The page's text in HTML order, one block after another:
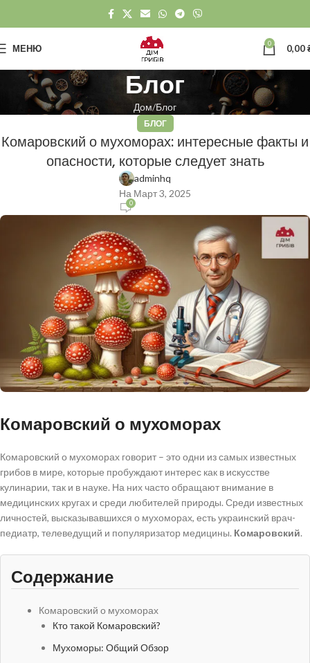
МЕНЮ 0 0,00
Блог
Дом Блог
БЛОГ
Комаровский о мухоморах: интересные факты и
опасности, которые следует знать
adminhq
На Март 3, 2025
0
Комаровский о мухоморах
Комаровский о мухоморах говорит – это одни из самых известных
грибов в мире, которые пробуждают интерес как в искусстве
кулинарии, так и в науке. На них часто обращают внимание в
медицинских кругах и среди любителей природы. Среди известных
личностей, высказывавшихся о мухоморах, есть украинский врач-
педиатр, телеведущий и популяризатор медицины. Комаровский.
Содержание
Комаровский о мухоморах
Кто такой Комаровский?
Мухоморы: Общий Обзор